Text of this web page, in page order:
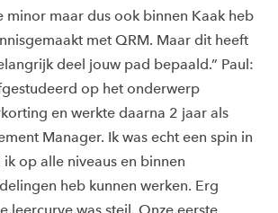
minor maar dus ook binnen Kaak heb
met QRM. Maar dit heeft
deel jouw pad bepaald.” Paul:
op het onderwerp
en werkte daarna 2 jaar als
Manager. Ik was echt een spin in
op alle niveaus en binnen
heb kunnen werken. Erg